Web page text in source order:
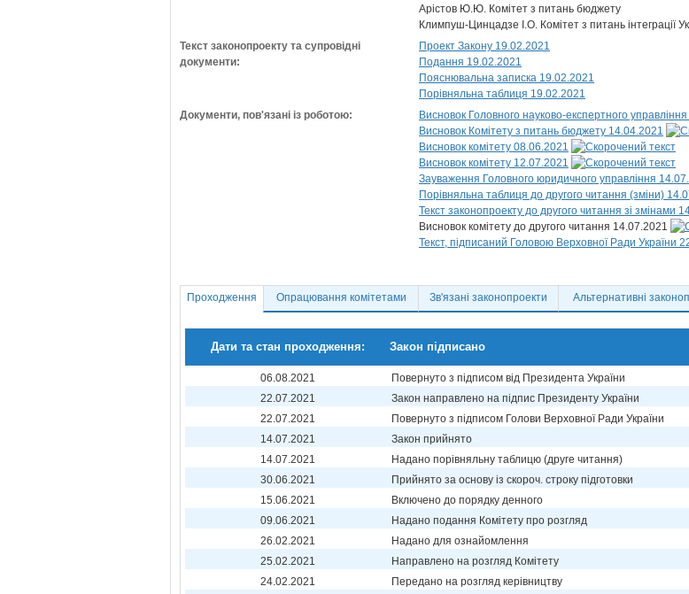
Арістов Ю.Ю. Комітет з питань бюджету
Климпуш-Цинцадзе І.О. Комітет з питань інтеграції
Текст законопроекту та супровідні
документи:
Проект Закону 19.02.2021
Подання 19.02.2021
Пояснювальна записка 19.02.2021
Порівняльна таблиця 19.02.2021
Документи, пов'язані із роботою:
Висновок Головного науково-експертного
Висновок Комітету з питань бюджету 14.04.2021
Висновок комітету 08.06.2021
Висновок комітету 12.07.2021
Зауваження Головного юридичного управління
Порівняльна таблиця до другого читання (зміни)
Текст законопроекту до другого читання зі змінами
Висновок комітету до другого читання 14.07.2021
Текст, підписаний Головою Верховної Ради України
Проходження Опрацювання комітетами Зв'язані законопроекти Альтернативні
Дати та стан проходження: Закон підписано
06.08.2021
Повернуто з підписом від Президента України
22.07.2021
Закон направлено на підпис Президенту України
22.07.2021
Повернуто з підписом Голови Верховної Ради України
14.07.2021
Закон прийнято
14.07.2021
Надано порівняльну таблицю (друге читання)
30.06.2021
Прийнято за основу із скороч. строку підготовки
15.06.2021
Включено до порядку денного
09.06.2021
Надано подання Комітету про розгляд
26.02.2021
Надано для ознайомлення
25.02.2021
Направлено на розгляд Комітету
24.02.2021
Передано на розгляд керівництву